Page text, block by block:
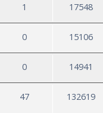
1 17548
0 15106
0 14941
47 132619